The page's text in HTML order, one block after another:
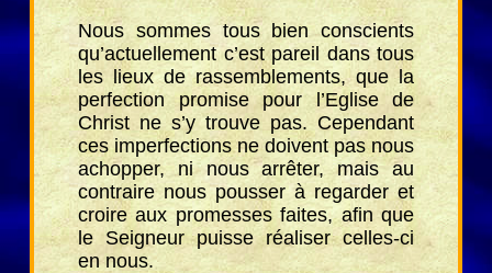
Nous sommes tous bien conscients
qu’actuellement c’est pareil dans tous
les lieux de rassemblements, que la
perfection promise pour l’Eglise de
Christ ne s’y trouve pas. Cependant
ces imperfections ne doivent pas nous
achopper, ni nous arrêter, mais au
contraire nous pousser à regarder et
croire aux promesses faites, afin que
le Seigneur puisse réaliser celles-ci
en nous.